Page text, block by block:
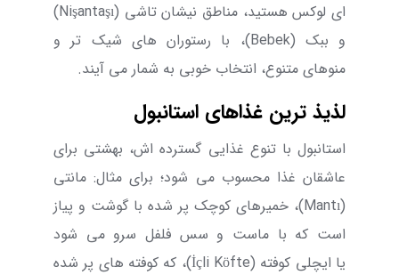
ای لوکس هستید، مناطق نیشان تاشی (Nişantaşı
)
و ببک (Bebek)، با رستوران های شیک تر و
منوهای متنوع، انتخاب‌ خوبی به شمار می آیند.
لذیذ ترین غذاهای استانبول
استانبول با تنوع غذایی گسترده اش، بهشتی برای
عاشقان غذا محسوب می شود؛ برای مثال: مانتی
(
Mantı)، خمیرهای کوچک پر شده با گوشت و پیاز
است که با ماست و سس فلفل سرو می شود
یا ایچلی کوفته (İçli Köfte)، که کوفته های پر شده